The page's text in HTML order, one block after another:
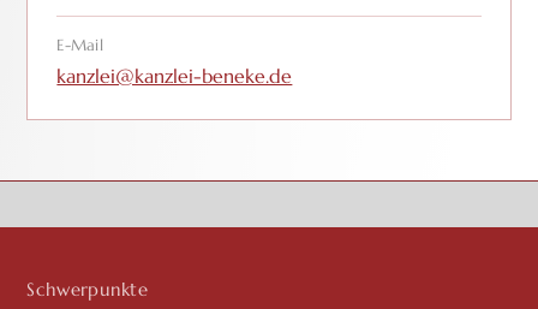
E-Mail
kanzlei@kanzlei-beneke.de
Schwerpunkte